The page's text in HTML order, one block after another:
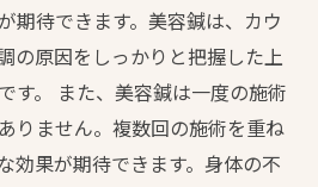
期待できます。美容鍼は、カウ
の原因をしっかりと把握した上
す。 また、美容鍼は一度の施術
りません。複数回の施術を重ね
効果が期待できます。身体の不